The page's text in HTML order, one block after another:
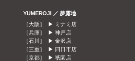
YUMEROJI ／ 夢露地
［大阪］ ▶
ミナミ店
［兵庫］ ▶ 神戸店
［石川］ ▶ 金沢店
［三重］ ▶ 四日市店
［京都］ ▶ 祇園店